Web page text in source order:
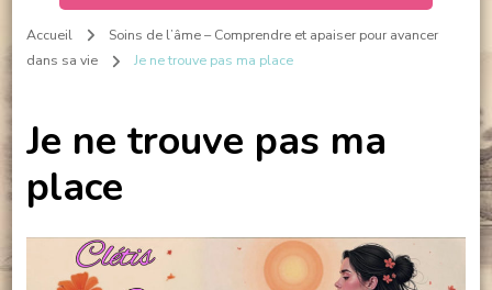
Accueil
Soins de l’âme – Comprendre et apaiser pour avancer
dans sa vie
Je ne trouve pas ma place
Je ne trouve pas ma
place